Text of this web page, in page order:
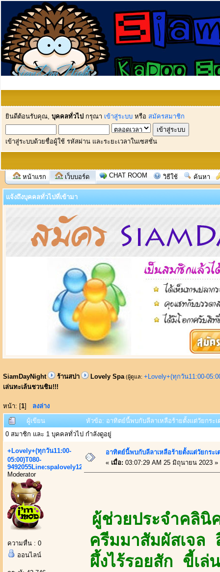
ยินดีต้อนรับคุณ, บุคคลทั่วไป กรุณา เข้าสู่ระบบ หรือ สมัครสมาชิก
เข้าสู่ระบบด้วยชื่อผู้ใช้ รหัสผ่าน และระยะเวลาในเซสชั่น
หน้าแรก เว็บบอร์ด CHAT ROOM วิธีใช้ ค้นหา
แจ้งถึงบุคคลทั่วไปที่เข้ามา
SiamDayNight ร้านสปา Lovely Spa (ผู้ดูแล: +Lovely+(ทุกวัน11:00-
เล่นทะเล้นชวนชิม!!!
หน้า: [1] ลงล่าง
ผู้เขียน
หัวข้อ: อาทิตย์นี้พบกับลีลาเหลือร้ายตั้งแต่วัยกระ
0 สมาชิก และ 1 บุคคลทั่วไป กำลังดูอยู่
+Lovely+(ทุกวัน11:00-
05:00)T080-
9492055Line:spalovely123
Moderator
ความหื่น : 0
ออนไลน์
อาทิตย์นี้พบกับลีลาเหลือร้ายตั้งแต่วัยกระ
« เมื่อ: 03:07:29 AM 25 มิถุนายน 2023 »
ผู้ช่วยประจำคลินิ
ครีมมาสัมผัสเจล
ผึ้งไร้รอยสัก ขี้เ